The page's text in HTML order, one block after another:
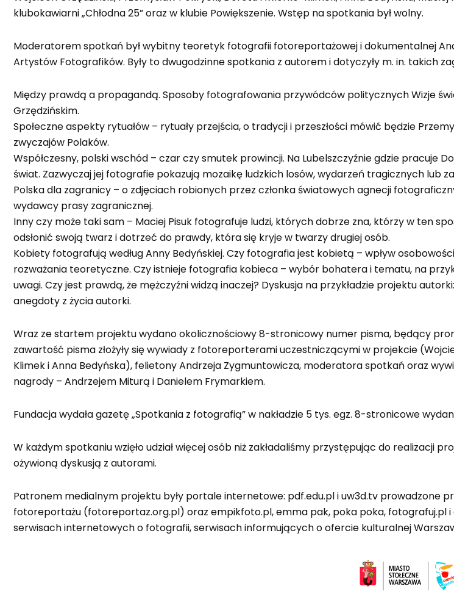
klubokawiarni „Chłodna 25” oraz w klubie Powiększenie. Wstęp na spotkania był wolny.
Moderatorem spotkań był wybitny teoretyk fotografii fotoreportażowej i dokumentalnej
Artystów Fotografików. Były to dwugodzinne spotkania z autorem i dotyczyły m. in. takich
Między prawdą a propagandą. Sposoby fotografowania przywódców politycznych Wizje
Grzędzińskim.
Społeczne aspekty rytuałów – rytuały przejścia, o tradycji i przeszłości mówić będzie
zwyczajów Polaków.
Współczesny, polski wschód – czar czy smutek prowincji. Na Lubelszczyźnie gdzie pracuje
świat. Zazwyczaj jej fotografie pokazują mozaikę ludzkich losów, wydarzeń tragicznych lub
Polska dla zagranicy – o zdjęciach robionych przez członka światowych agnecji
wydawcy prasy zagranicznej.
Inny czy może taki sam – Maciej Pisuk fotografuje ludzi, których dobrze zna, którzy w ten
odsłonić swoją twarz i dotrzeć do prawdy, która się kryje w twarzy drugiej osób.
Kobiety fotografują według Anny Bedyńskiej. Czy fotografia jest kobietą – wpływ
rozważania teoretyczne. Czy istnieje fotografia kobieca – wybór bohatera i tematu, na
uwagi. Czy jest prawdą, że mężczyźni widzą inaczej? Dyskusja na przykładzie projektu
anegdoty z życia autorki.
Wraz ze startem projektu wydano okolicznościowy 8-stronicowy numer pisma, będący
zawartość pisma złożyły się wywiady z fotoreporterami uczestniczącymi w projekcie
Klimek i Anna Bedyńska), felietony Andrzeja Zygmuntowicza, moderatora spotkań oraz
nagrody – Andrzejem Miturą i Danielem Frymarkiem.
Fundacja wydała gazetę „Spotkania z fotografią” w nakładzie 5 tys. egz. 8-stronicowe
W każdym spotkaniu wzięło udział więcej osób niż zakładaliśmy przystępując do realizacji
ożywioną dyskusją z autorami.
Patronem medialnym projektu były portale internetowe: pdf.edu.pl i uw3d.tv prowadzone
fotoreportażu (fotoreportaz.org.pl) oraz empikfoto.pl, emma pak, poka poka, fotografuj.pl i
serwisach internetowych o fotografii, serwisach informujących o ofercie kulturalnej